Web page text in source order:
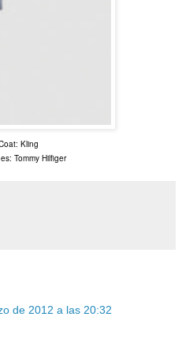
Kling
Tommy Hilfiger
de 2012 a las 20:32